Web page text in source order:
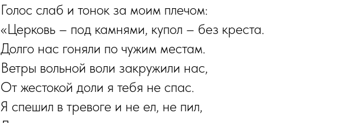
Голос слаб и тонок за моим плечом:
«Церковь – под камнями, купол – без креста.
Долго нас гоняли по чужим местам.
Ветры вольной воли закружили нас,
От жестокой доли я тебя не спас.
Я спешил в тревоге и не ел, не пил,